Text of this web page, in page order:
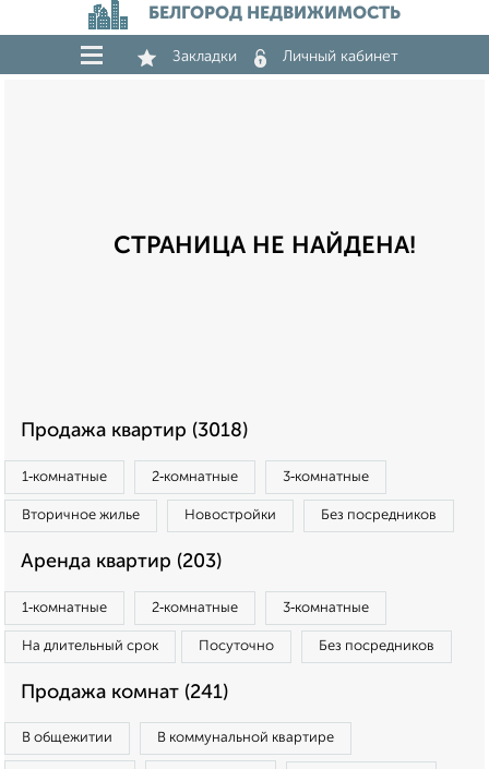
БЕЛГОРОД НЕДВИЖИМОСТЬ
Закладки Личный кабинет
СТРАНИЦА НЕ НАЙДЕНА!
Продажа квартир (3018)
1‑комнатные 2‑комнатные 3‑комнатные
Вторичное жилье Новостройки Без посредников
Аренда квартир (203)
1‑комнатные 2‑комнатные 3‑комнатные
На длительный срок Посуточно Без посредников
Продажа комнат (241)
В общежитии В коммунальной квартире